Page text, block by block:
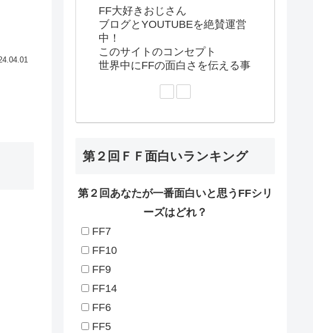
FF大好きおじさん
ブログとYOUTUBEを絶賛運営
中！
このサイトのコンセプト
世界中にFFの面白さを伝える事
第２回ＦＦ面白いランキング
第２回あなたが一番面白いと思うFFシリ
ーズはどれ？
FF7
FF10
FF9
FF14
FF6
FF5